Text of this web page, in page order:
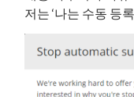
저는 ‘나는 수동 등